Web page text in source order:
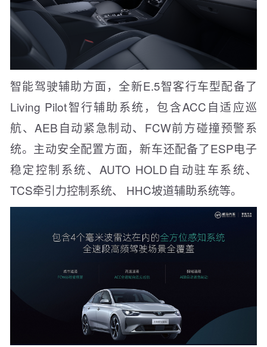
智能驾驶辅助方面，全新E.5智客行车型配备了
Living Pilot智行辅助系统，包含ACC自适应巡
航、AEB自动紧急制动、FCW前方碰撞预警系
统。主动安全配置方面，新车还配备了ESP电子
稳定控制系统、AUTO HOLD自动驻车系统、
TCS牵引力控制系统、 HHC坡道辅助系统等。